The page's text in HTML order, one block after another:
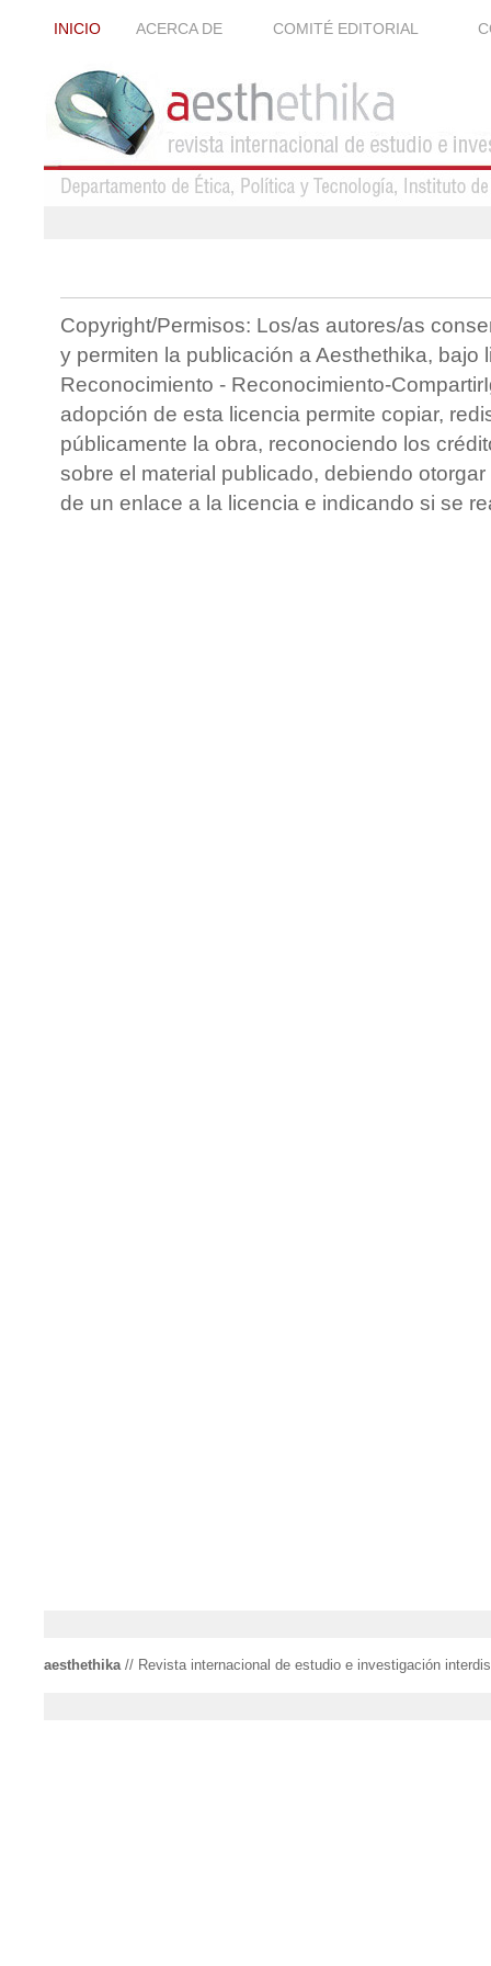
INICIO ACERCA DE COMITÉ EDITORIAL
Copyright/Permisos: Los/as autores/as
y permiten la publicación a Aesthethika, bajo
Reconocimiento - Reconocimiento-
adopción de esta licencia permite copiar,
públicamente la obra, reconociendo los
sobre el material publicado, debiendo
de un enlace a la licencia e indicando si se
aesthethika// Revista internacional de estudio e investigación